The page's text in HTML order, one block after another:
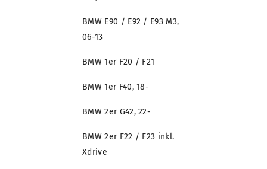
BMW E90 / E92 / E93 M3,
06-13
BMW 1er F20 / F21
BMW 1er F40, 18-
BMW 2er G42, 22-
BMW 2er F22 / F23 inkl.
Xdrive